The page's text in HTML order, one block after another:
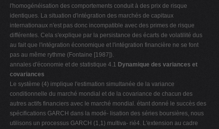
l'homogénéisation des comportements conduit à des prix de risque
identiques. La situation d'intégration des marchés de capitaux
internationaux n'est pas donc incompatible avec des primes de risque
différentes. Cela s'explique par la persistance des écarts de volatilité dus
au fait que l'intégration économique et l'intégration financière ne se font
pas au même rythme (Fontaine [1987]).
annales d'économie et de statistique 4.1 Dynamique des variances et
covariances
Le système (4) implique l'estimation simultanée de la variance
conditionnelle du marché mondial et de la covariance de chacun des
autres actifs financiers avec le marché mondial. étant donné le succès des
spécifications GARCH dans la modé- lisation des séries boursières, nous
utilisons un processus GARCH (1,1) multiva- rié4. L'extension au cadre